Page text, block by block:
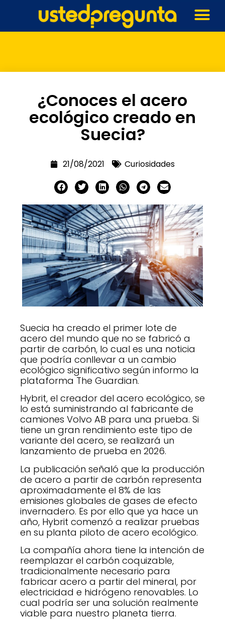
¿Conoces el acero
ecológico creado en
Suecia?
21/08/2021 Curiosidades
Suecia ha creado el primer lote de
acero del mundo que no se fabricó a
partir de carbón, lo cual es una noticia
que podría conllevar a un cambio
ecológico significativo según informo la
plataforma The Guardian.
Hybrit, el creador del acero ecológico, se
lo está suministrando al fabricante de
camiones Volvo AB para una prueba. Si
tiene un gran rendimiento este tipo de
variante del acero, se realizará un
lanzamiento de prueba en 2026.
La publicación señaló que la producción
de acero a partir de carbón representa
aproximadamente el 8% de las
emisiones globales de gases de efecto
invernadero. Es por ello que ya hace un
año, Hybrit comenzó a realizar pruebas
en su planta piloto de acero ecológico.
La compañía ahora tiene la intención de
reemplazar el carbón coquizable,
tradicionalmente necesario para
fabricar acero a partir del mineral, por
electricidad e hidrógeno renovables. Lo
cual podría ser una solución realmente
viable para nuestro planeta tierra.